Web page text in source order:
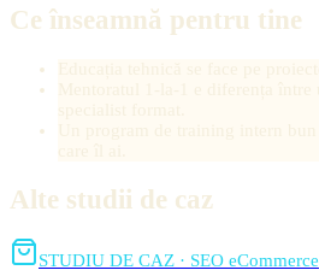
Ce înseamnă pentru tine
Alte studii de caz
STUDIU DE CAZ · SEO eCommerce